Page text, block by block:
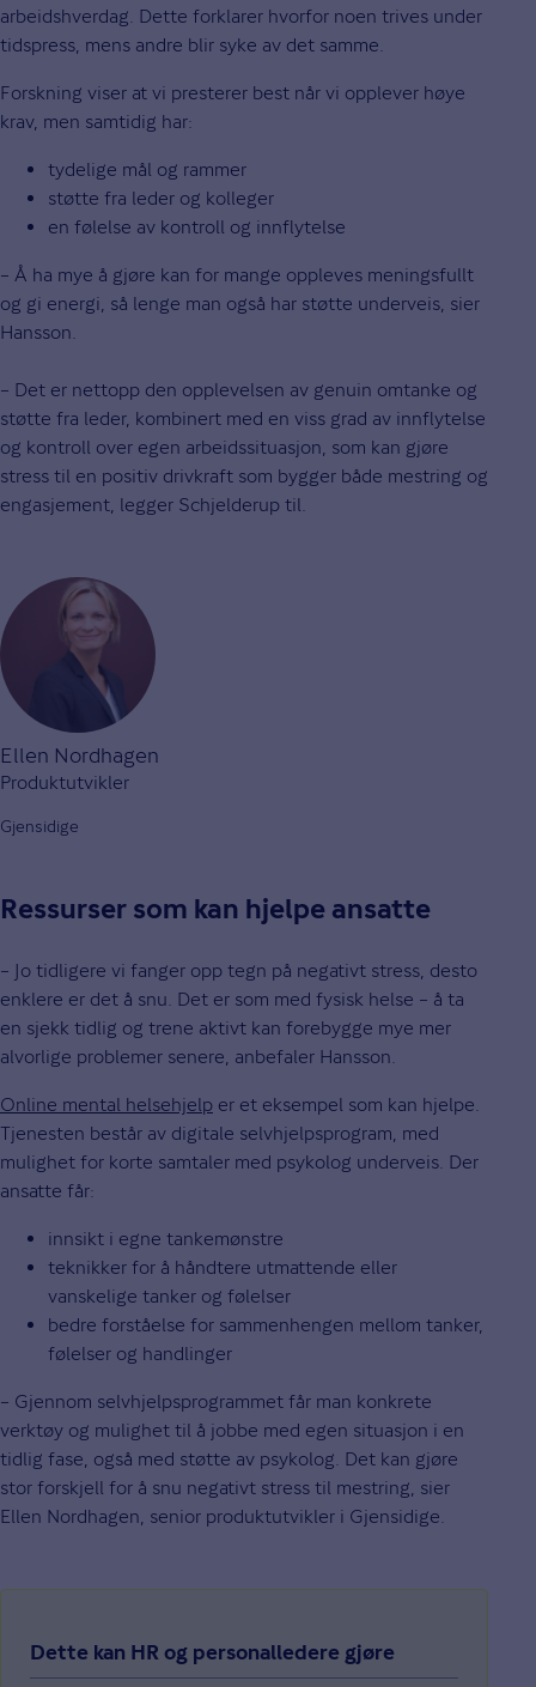
arbeidshverdag. Dette forklarer hvorfor noen trives under
tidspress, mens andre blir syke av det samme.
Forskning viser at vi presterer best når vi opplever høye
krav, men samtidig har:
tydelige mål og rammer
støtte fra leder og kolleger
en følelse av kontroll og innflytelse
– Å ha mye å gjøre kan for mange oppleves meningsfullt
og gi energi, så lenge man også har støtte underveis, sier
Hansson.
– Det er nettopp den opplevelsen av genuin omtanke og
støtte fra leder, kombinert med en viss grad av innflytelse
og kontroll over egen arbeidssituasjon, som kan gjøre
stress til en positiv drivkraft som bygger både mestring og
engasjement, legger Schjelderup til.
Ellen Nordhagen
Produktutvikler
Gjensidige
Ressurser som kan hjelpe ansatte
– Jo tidligere vi fanger opp tegn på negativt stress, desto
enklere er det å snu. Det er som med fysisk helse – å ta
en sjekk tidlig og trene aktivt kan forebygge mye mer
alvorlige problemer senere, anbefaler Hansson.
Online mental helsehjelp er et eksempel som kan hjelpe.
Tjenesten består av digitale selvhjelpsprogram, med
mulighet for korte samtaler med psykolog underveis. Der
ansatte får:
innsikt i egne tankemønstre
teknikker for å håndtere utmattende eller
vanskelige tanker og følelser
bedre forståelse for sammenhengen mellom tanker,
følelser og handlinger
– Gjennom selvhjelpsprogrammet får man konkrete
verktøy og mulighet til å jobbe med egen situasjon i en
tidlig fase, også med støtte av psykolog. Det kan gjøre
stor forskjell for å snu negativt stress til mestring, sier
Ellen Nordhagen, senior produktutvikler i Gjensidige.
Dette kan HR og personalledere gjøre